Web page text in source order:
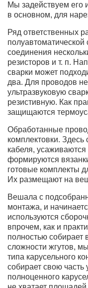
Мы задействуем его
в основном, для
Ряд ответственных
полуавтоматической
соединения
резисторов и т. п.
сварки может
два. Для проводов
ультразвуковую
резистивную. Как
защищаются
Обработанные
комплектовки.
кабеля, усаживаются
формируются
готовые комплекты
Их размещают на
Вешала с
монтажа, и
используются
впрочем, как и
полностью собирает
сложности жгутов,
типа карусельного
собирает свою часть
полноценного